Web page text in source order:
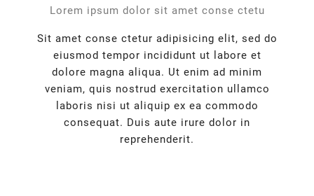
Lorem ipsum dolor sit amet conse ctetu
Sit amet conse ctetur adipisicing elit, sed do
eiusmod tempor incididunt ut labore et
dolore magna aliqua. Ut enim ad minim
veniam, quis nostrud exercitation ullamco
laboris nisi ut aliquip ex ea commodo
consequat. Duis aute irure dolor in
reprehenderit.